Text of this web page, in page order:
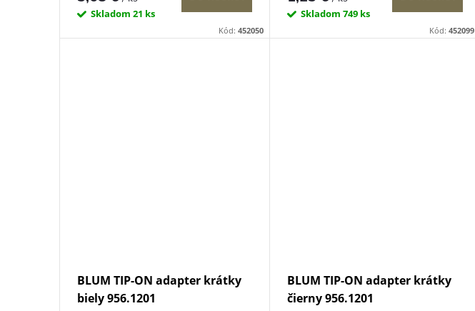
Skladom 21 ks
Kód:452050
Skladom749 ks
Kód: 452099
BLUM TIP-ON adapter krátky
biely 956.1201
BLUM TIP-ON adapter krátky
čierny 956.1201